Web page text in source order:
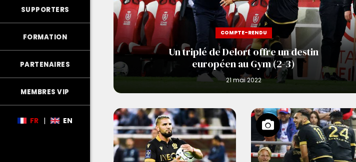
SUPPORTERS
FORMATION
PARTENAIRES
MEMBRES VIP
FR | EN
COMPTE-RENDU
Un triplé de Delort offre un destin
européen au Gym (2-3)